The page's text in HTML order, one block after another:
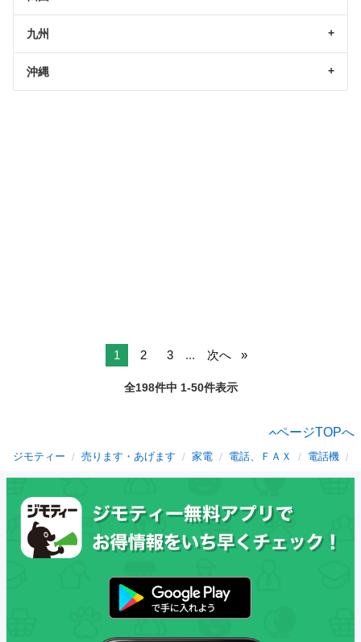
九州
沖縄
1 2 3 ... 次へ
全198件中 1-50件表示
ページTOPへ
ジモティー 売ります・あげます 家電 電話、ＦＡＸ 電話機